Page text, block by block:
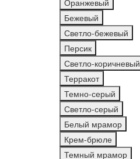
Оранжевый
Бежевый
Светло-бежевый
Персик
Светло-коричневый
Терракот
Темно-серый
Светло-серый
Белый мрамор
Крем-брюле
Темный мрамор